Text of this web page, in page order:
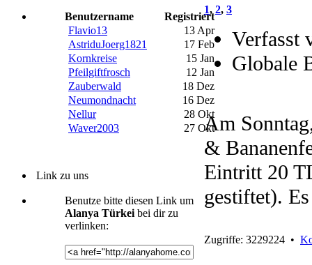
Benutzername
Registriert
Flavio13
13 Apr
AstriduJoerg1821
17 Feb
Kornkreise
15 Jan
Pfeilgiftfrosch
12 Jan
Zauberwald
18 Dez
Neumondnacht
16 Dez
Nellur
28 Okt
Waver2003
27 Okt
Link zu uns
Benutze bitte diesen Link um
Alanya Türkei bei dir zu
verlinken:
1, 2, 3
Verfasst
Globale
Am
&
Eintritt 20
gestiftet).
Zugriffe: 3229224 •